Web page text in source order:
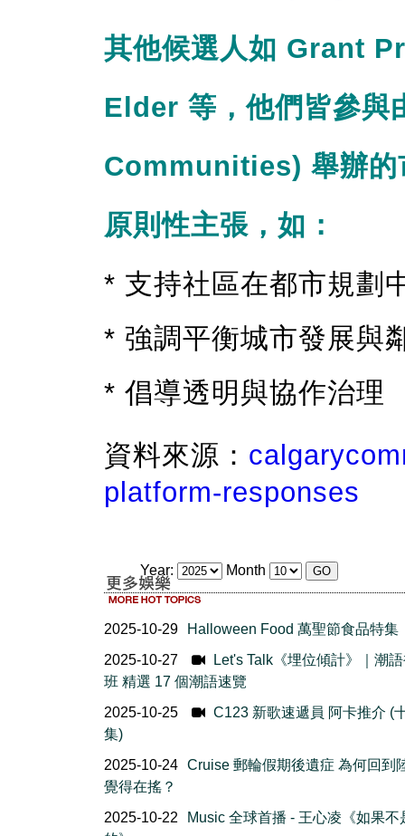
其他候選人如 Grant
Elder 等，他們皆參與
Communities) 舉辦的
原則性主張，如：
* 支持社區在都市規劃
* 強調平衡城市發展與
* 倡導透明與協作治理
資料來源：
platform-responses
Year: Month
2025-10-29
Halloween Food 萬聖節食品特集
2025-10-27
Let's Talk《埋位傾計》｜潮
班 精選 17 個潮語速覽
2025-10-25
C123 新歌速遞員 阿卡推介 (
集)
2025-10-24 Cruise 郵輪假期後遺症 為何回到
覺得在搖？
2025-10-22
Music 全球首播 - 王心凌《如果不